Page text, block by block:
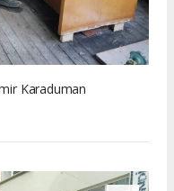
Karaduman